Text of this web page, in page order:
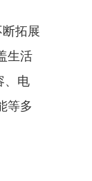
拓展
生活
、电
等多